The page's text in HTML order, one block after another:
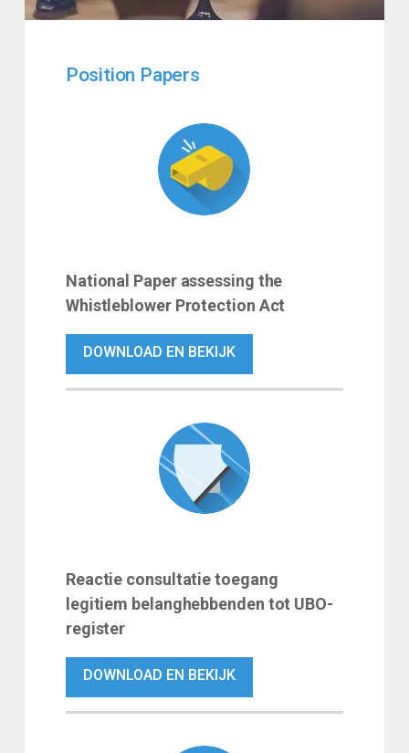
Position Papers
National Paper assessing the
Whistleblower Protection Act
DOWNLOAD EN BEKIJK
Reactie consultatie toegang
legitiem belanghebbenden tot UBO-
register
DOWNLOAD EN BEKIJK